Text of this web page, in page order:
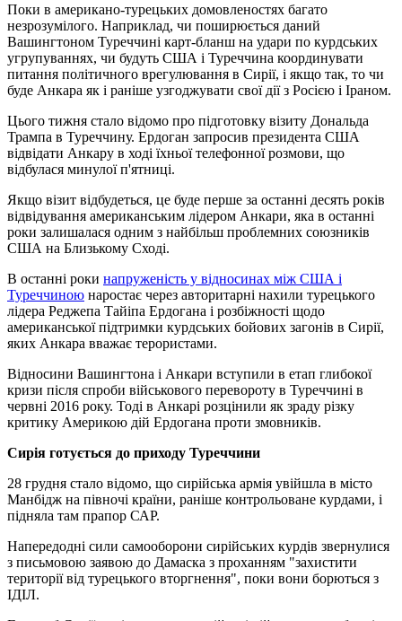
Поки в американо-турецьких домовленостях багато
незрозумілого. Наприклад, чи поширюється даний
Вашингтоном Туреччині карт-бланш на удари по курдських
угрупуваннях, чи будуть США і Туреччина координувати
питання політичного врегулювання в Сирії, і якщо так, то чи
буде Анкара як і раніше узгоджувати свої дії з Росією і Іраном.
Цього тижня стало відомо про підготовку візиту Дональда
Трампа в Туреччину. Ердоган запросив президента США
відвідати Анкару в ході їхньої телефонної розмови, що
відбулася минулої п'ятниці.
Якщо візит відбудеться, це буде перше за останні десять років
відвідування американським лідером Анкари, яка в останні
роки залишалася одним з найбільш проблемних союзників
США на Близькому Сході.
В останні роки напруженість у відносинах між США і
Туреччиною наростає через авторитарні нахили турецького
лідера Реджепа Тайіпа Ердогана і розбіжності щодо
американської підтримки курдських бойових загонів в Сирії,
яких Анкара вважає терористами.
Відносини Вашингтона і Анкари вступили в етап глибокої
кризи після спроби військового перевороту в Туреччині в
червні 2016 року. Тоді в Анкарі розцінили як зраду різку
критику Америкою дій Ердогана проти змовників.
Сирія готується до приходу Туреччини
28 грудня стало відомо, що сирійська армія увійшла в місто
Манбідж на півночі країни, раніше контрольоване курдами, і
підняла там прапор САР.
Напередодні сили самооборони сирійських курдів звернулися
з письмовою заявою до Дамаска з проханням "захистити
території від турецького вторгнення", поки вони борються з
ІДІЛ.